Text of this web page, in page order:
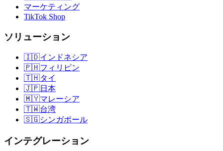
マーケティング
TikTok Shop
ソリューション
🇮🇩インドネシア
🇵🇭フィリピン
🇹🇭タイ
🇯🇵日本
🇲🇾マレーシア
🇹🇼台湾
🇸🇬シンガポール
インテグレーション